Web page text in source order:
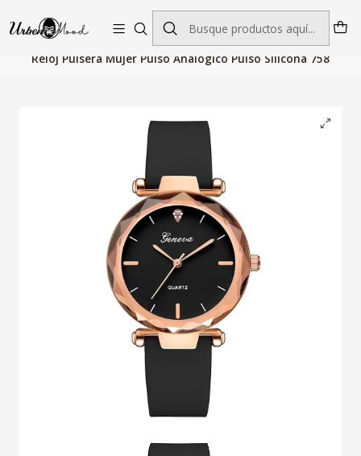
Envío GRATIS desde $60.000 | Entregas rápidas 1–5 días hábiles
Relojes Mujer Relojes Cuarzo
Reloj Pulsera Mujer Pulso Analogico Pulso Silicona 758